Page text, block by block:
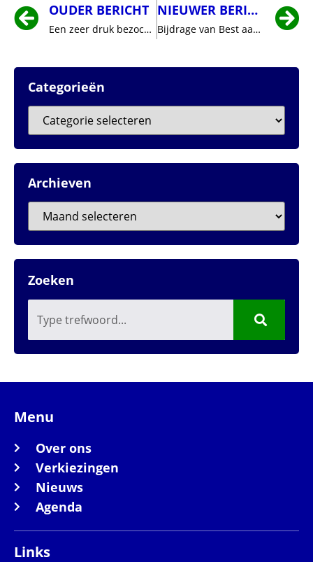
OUDER BERICHT
Een zeer druk bezochte wekelijkse koffieklets in De Ambacht
NIEUWER BERICHT
Bijdrage van Best aan Brainport wordt onderzocht
Categorieën
Archieven
Zoeken
Menu
Over ons
Verkiezingen
Nieuws
Agenda
Links